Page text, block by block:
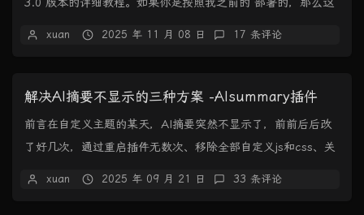
xuan 2025 年 11 月 08 日 17 条评论
解决AI摘要不显示的三种方案 -AIsummary插件
前言在自定义主题的某天，AI摘要突然不显示了，前前后后改
了好几次，通过重启插件无数次、移除全部自定义js和css、关
xuan 2025 年 09 月 21 日 33 条评论